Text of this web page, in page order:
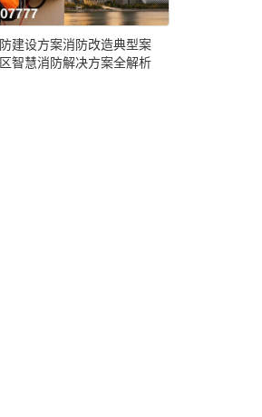
建设方案消防改造典型案
智慧消防解决方案全解析